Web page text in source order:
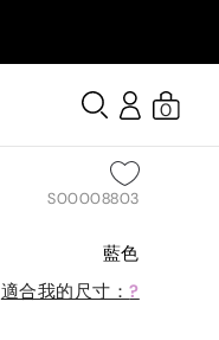
0
S00008803
藍色
適合我的尺寸：?